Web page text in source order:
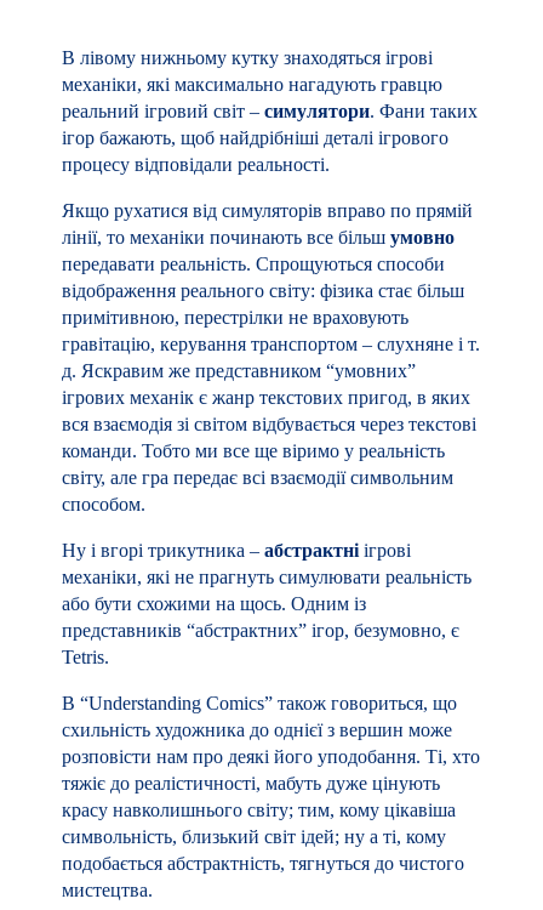
світу, але гра передає всі взаємодії символьним
способом.
Ну і вгорі трикутника –абстрактніігрові
механіки, які не прагнуть симулювати реальність
або бути схожими на щось. Одним із
представників “абстрактних” ігор, безумовно, є
Tetris.
В “Understanding Comics” також говориться, що
схильність художника до однієї з вершин може
розповісти нам про деякі його уподобання. Ті, хто
тяжіє до реалістичності, мабуть дуже цінують
красу навколишнього світу; тим, кому цікавіша
символьність, близький світ ідей; ну а ті, кому
подобається абстрактність, тягнуться до чистого
мистецтва.
Теоретично, можна провести аналогії з ігровими
Великому трикутнику.
Якщо спробувати знайти якесь практичне зерно в
ігровому великому трикутнику, то Malcolm Ryan
припустив, що візуальний стиль гри взагалі і
перебувати з ігровою механікою в одній частині
трикутника.
Тобто реалістична механіка передбачає, що і
графіка буде реалістичною. А від гри з
абстрактною механікою гравці не чекають на
відображення реальності.